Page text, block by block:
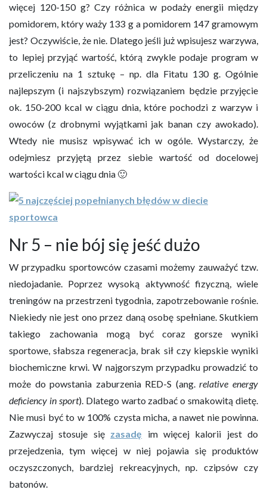
więcej 120-150 g? Czy różnica w podaży energii między
pomidorem, który waży 133 g a pomidorem 147 gramowym
jest? Oczywiście, że nie. Dlatego jeśli już wpisujesz warzywa,
to lepiej przyjąć wartość, którą zwykle podaje program w
przeliczeniu na 1 sztukę – np. dla Fitatu 130 g. Ogólnie
najlepszym (i najszybszym) rozwiązaniem będzie przyjęcie
ok. 150-200 kcal w ciągu dnia, które pochodzi z warzyw i
owoców (z drobnymi wyjątkami jak banan czy awokado).
Wtedy nie musisz wpisywać ich w ogóle. Wystarczy, że
odejmiesz przyjętą przez siebie wartość od docelowej
wartości kcal w ciągu dnia 🙂
Nr 5 – nie bój się jeść dużo
W przypadku sportowców czasami możemy zauważyć tzw.
niedojadanie. Poprzez wysoką aktywność fizyczną, wiele
treningów na przestrzeni tygodnia, zapotrzebowanie rośnie.
Niekiedy nie jest ono przez daną osobę spełniane. Skutkiem
takiego zachowania mogą być coraz gorsze wyniki
sportowe, słabsza regeneracja, brak sił czy kiepskie wyniki
biochemiczne krwi. W najgorszym przypadku prowadzić to
może do powstania zaburzenia RED-S (ang.relative energy
deficiency in sport). Dlatego warto zadbać o smakowitą dietę.
Nie musi być to w 100% czysta micha, a nawet nie powinna.
Zazwyczaj stosuje się zasadę im więcej kalorii jest do
przejedzenia, tym więcej w niej pojawia się produktów
oczyszczonych, bardziej rekreacyjnych, np. czipsów czy
batonów.